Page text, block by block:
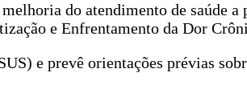
do atendimento de saúde a
e Enfrentamento da Dor
e prevê orientações prévias